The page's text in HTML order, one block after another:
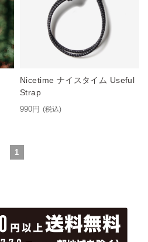
Nicetime ナイスタイム Useful
Strap
990円 (税込)
1